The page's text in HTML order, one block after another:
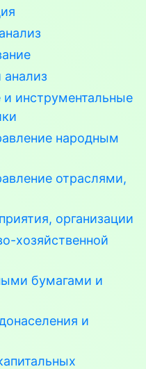
инструментальные
народным
отраслями,
организации
хозяйственной
бумагами и
и